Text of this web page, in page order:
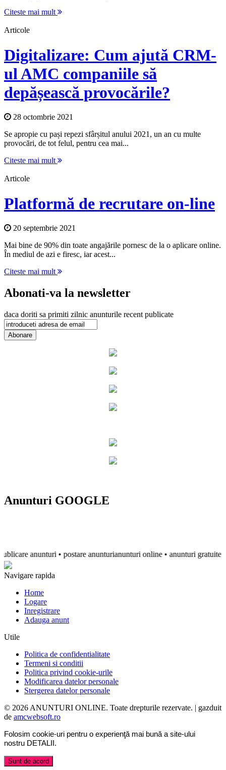
Citeste mai mult
Articole
Digitalizare: Cum ajută CRM-
ul AMC companiile să
depășească provocările?
28 octombrie 2021
Se apropie cu pași repezi sfârșitul anului 2021, un an cu multe
provocări, de tot felul, pentru cea mai...
Citeste mai mult
Articole
Platformă de recrutare on-line
20 septembrie 2021
Mai bine de 90% din toate angajările pornesc de la o aplicare online.
În mediul de azi e firesc, iar acest...
Citeste mai mult
Abonati-va la newsletter
daca doriti sa primiti zilnic anunturile recent publicate
Anunturi GOOGLE
anunturi • postare anunturianunturi online • anunturi gratuite •
Navigare rapida
Home
Logare
Inregistrare
Adauga anunt
Utile
Politica de confidentialitate
Termeni si conditii
Politica privind cookie-urile
Modificarea datelor personale
Stergerea datelor personale
© 2026 ANUNTURI ONLINE. Toate drepturile rezervate. | gazduit
de amcwebsoft.ro
Folosim cookie-uri pentru o experienţă mai bună a site-ului
nostru DETALII .
Sunt de acord